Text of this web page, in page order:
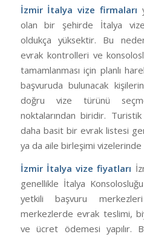
İzmir İtalya vize firmaları
olan bir şehirde İtalya
oldukça yüksektir. Bu
evrak kontrolleri ve
tamamlanması için planlı
başvuruda bulunacak
doğru vize türünü
noktalarından biridir.
daha basit bir evrak listesi
ya da aile birleşimi vizelerinde
İzmir İtalya vize fiyatları
genellikle İtalya
yetkili başvuru merkezleri
merkezlerde evrak teslimi,
ve ücret ödemesi yapılır.